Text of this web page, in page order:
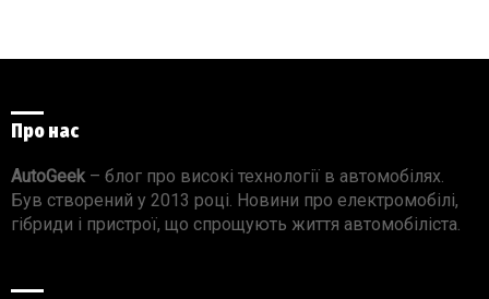
Про нас
AutoGeek – блог про високі технології в автомобілях.
Був створений у 2013 році. Новини про електромобілі,
гібриди і пристрої, що спрощують життя автомобіліста.